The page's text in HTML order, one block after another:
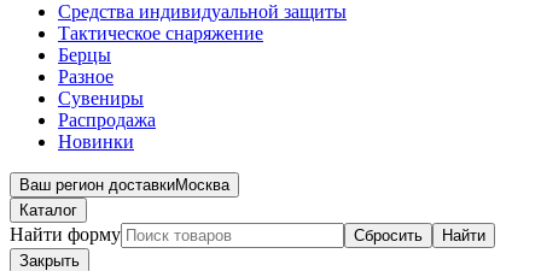
Средства индивидуальной защиты
Тактическое снаряжение
Берцы
Разное
Сувениры
Распродажа
Новинки
Ваш регион доставкиМосква
Каталог
Найти форму Сбросить
Найти
Закрыть